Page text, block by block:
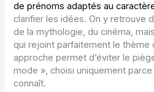
de prénoms adaptés au
clarifier les idées. On y retrouve
de la mythologie, du cinéma,
qui rejoint parfaitement le thème
approche permet d’éviter le
mode », choisi uniquement
connaît.